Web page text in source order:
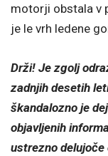
motorji obstala v
je le vrh ledene
Drži! Je zgolj
zadnjih desetih
škandalozno je
objavljenih
ustrezno delujoče